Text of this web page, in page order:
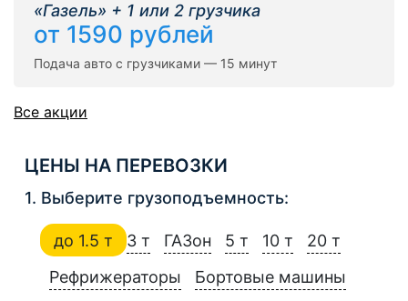
«Газель» + 1 или 2 грузчика
от 1590 рублей
Подача авто с грузчиками — 15 минут
Все акции
ЦЕНЫ НА ПЕРЕВОЗКИ
1. Выберите грузоподъемность:
до 1.5 т 3 т ГАЗон 5 т 10 т
20 т
Рефрижераторы
Бортовые машины